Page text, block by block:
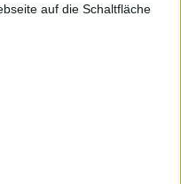
auf die Schaltfläche